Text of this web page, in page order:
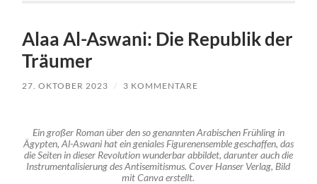
Alaa Al-Aswani: Die Republik der
Träumer
27. OKTOBER 2023 / 3 KOMMENTARE
Ein großer Roman über den so genannten Arabischen Frühling in
Ägypten, Al-Aswani hat ein geniales Figurenensemble geschaffen, das
die Seiten in dieser Revolution wunderbar abbildet, darunter auch die
Instrumentalisierung des Antisemitismus. Cover Hanser Verlag, Bild
mit Canva erstellt.